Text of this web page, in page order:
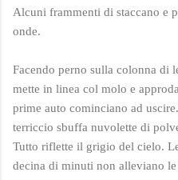
Alcuni frammenti di staccano e
onde.
Facendo perno sulla colonna di
mette in linea col molo e
prime auto cominciano ad
terriccio sbuffa nuvolette di
Tutto riflette il grigio del cielo.
decina di minuti non alleviano le